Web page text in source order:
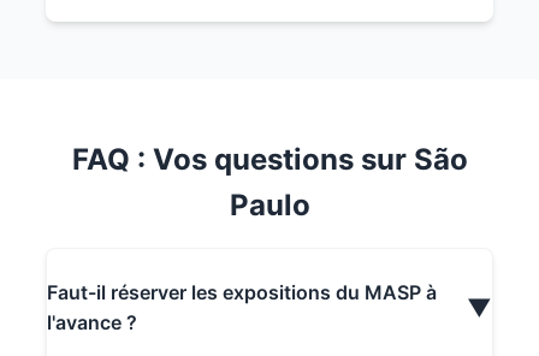
FAQ : Vos questions sur São
Paulo
Faut-il réserver les expositions du MASP à
l'avance ?
▼